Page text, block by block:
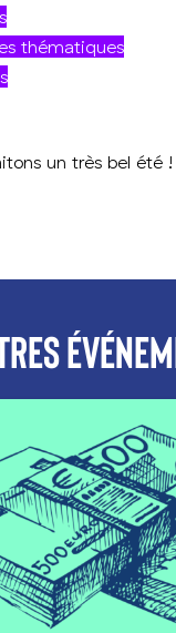
thématiques
un très bel été !